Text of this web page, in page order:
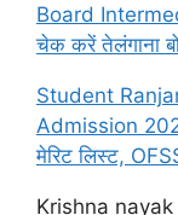
Board
चेक करें तेलंगाना
Student
Admission
मेरिट लिस्ट,
Krishna nayak